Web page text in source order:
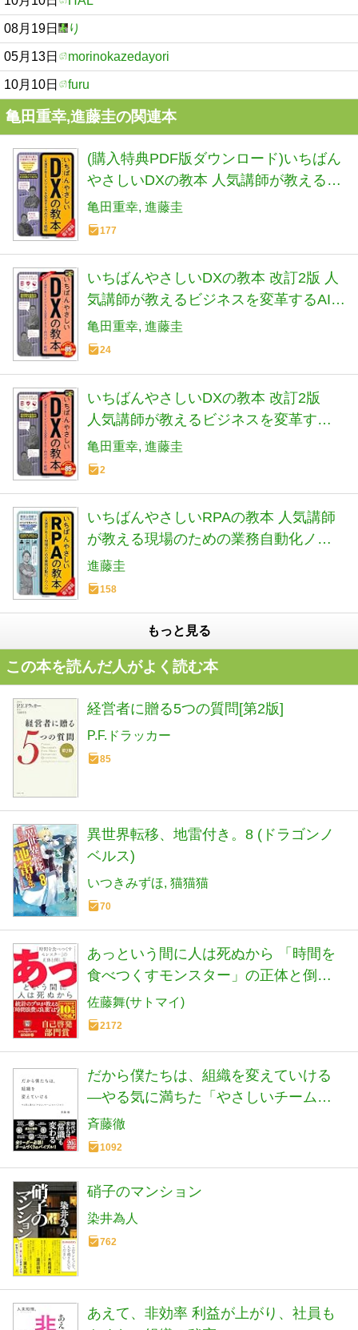
08月19日 り
05月13日 morinokazedayori
10月10日 furu
亀田重幸,進藤圭の関連本
(購入特典PDF版ダウンロード)いちばん
やさしいDXの教本 人気講師が教えるビ
ジネスを変革する攻めのIT戦略
亀田重幸 進藤圭
177
いちばんやさしいDXの教本 改訂2版 人
気講師が教えるビジネスを変革するAI時
代のIT戦略
亀田重幸 進藤圭
24
いちばんやさしいDXの教本 改訂2版
人気講師が教えるビジネスを変革するAI
時代のIT戦略 「いちばんやさしい教
本」シリーズ
亀田重幸 進藤圭
2
いちばんやさしいRPAの教本 人気講師
が教える現場のための業務自動化ノウ
ハウ (「いちばんやさしい教本」シリー
ズ)
進藤圭
158
もっと見る
この本を読んだ人がよく読む本
経営者に贈る5つの質問[第2版]
P.F.ドラッカー
85
異世界転移、地雷付き。8 (ドラゴンノ
ベルス)
いつきみずほ 猫猫猫
70
あっという間に人は死ぬから 「時間を
食べつくすモンスター」の正体と倒し
方
佐藤舞(サトマイ)
2172
だから僕たちは、組織を変えていける
—やる気に満ちた「やさしいチーム」
のつくりかた【ビジネス書グランプリ
2023「マネジメント部門賞」受賞! 】
斉藤徹
1092
硝子のマンション
染井為人
762
あえて、非効率 利益が上がり、社員も